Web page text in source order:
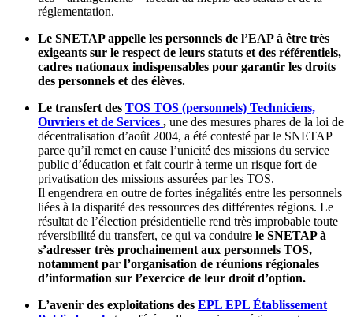
réglementation.
Le SNETAP appelle les personnels de l’EAP à être très
exigeants sur le respect de leurs statuts et des référentiels,
cadres nationaux indispensables pour garantir les droits
des personnels et des élèves.
Le transfert des TOS TOS (personnels) Techniciens,
Ouvriers et de Services , une des mesures phares de la loi de
décentralisation d’août 2004, a été contesté par le SNETAP
parce qu’il remet en cause l’unicité des missions du service
public d’éducation et fait courir à terme un risque fort de
privatisation des missions assurées par les TOS.
Il engendrera en outre de fortes inégalités entre les personnels
liées à la disparité des ressources des différentes régions. Le
résultat de l’élection présidentielle rend très improbable toute
réversibilité du transfert, ce qui va conduire le SNETAP à
s’adresser très prochainement aux personnels TOS,
notamment par l’organisation de réunions régionales
d’information sur l’exercice de leur droit d’option.
L’avenir des exploitations des EPL EPL Établissement